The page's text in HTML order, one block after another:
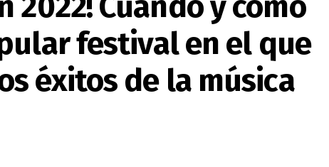
festival en el que
éxitos de la música